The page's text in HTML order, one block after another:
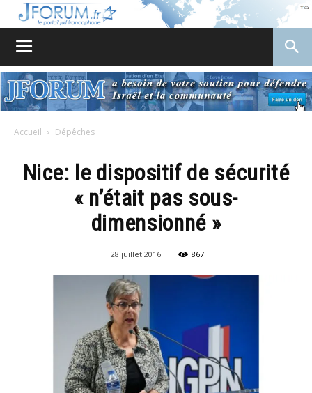
Accueil Dépêches
Nice: le dispositif de sécurité
« n’était pas sous-
dimensionné »
28 juillet 2016 867